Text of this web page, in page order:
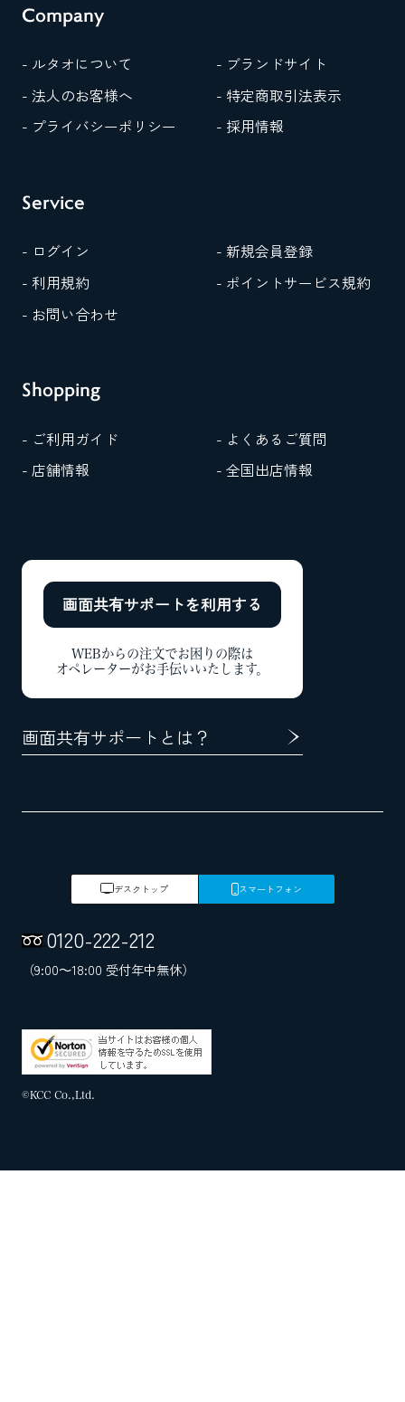
Company
- ルタオについて
- ブランドサイト
- 法人のお客様へ
- 特定商取引法表示
- プライバシーポリシー
- 採用情報
Service
- ログイン
- 新規会員登録
- 利用規約
- ポイントサービス規約
- お問い合わせ
Shopping
- ご利用ガイド
- よくあるご質問
- 店舗情報
- 全国出店情報
画面共有サポートを利用する
WEBからの注文でお困りの際は
オペレーターがお手伝いいたします。
画面共有サポートとは？
デスクトップ スマートフォン
0120-222-212
（9:00～18:00 受付年中無休）
©KCC Co.,Ltd.